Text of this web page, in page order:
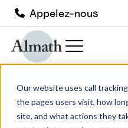
Our website uses call
the pages users visit, how
site, and what actions they
Appelez-nous
Blog